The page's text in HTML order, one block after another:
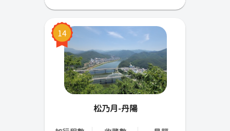
14
松乃月-丹陽